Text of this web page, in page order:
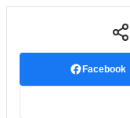
Facebook